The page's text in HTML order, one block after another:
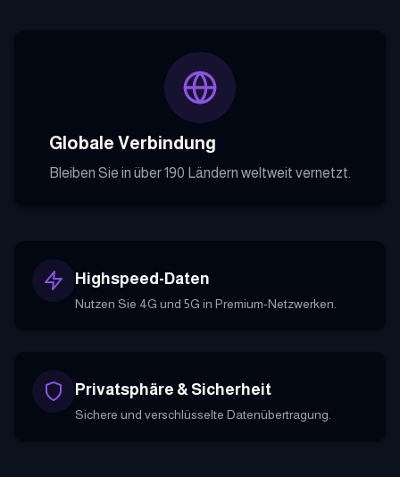
Globale Verbindung
Bleiben Sie in über 190 Ländern weltweit vernetzt.
Highspeed-Daten
Nutzen Sie 4G und 5G in Premium-Netzwerken.
Privatsphäre & Sicherheit
Sichere und verschlüsselte Datenübertragung.